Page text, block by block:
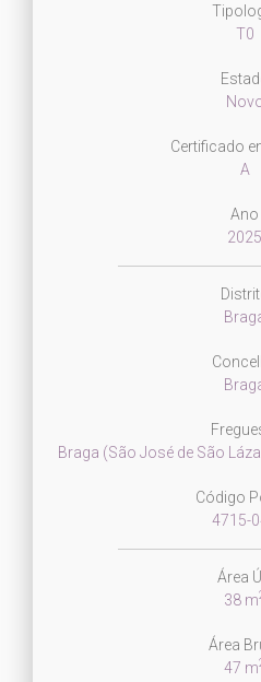
T0
Certificado
A
Ano
2025
Braga (São José de São
Código
4715-
Área
38 m
Área
47 m